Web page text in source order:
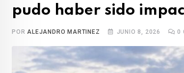
pudo haber sido
PORALEJANDRO MARTINEZ JUNIO 8, 2026 0